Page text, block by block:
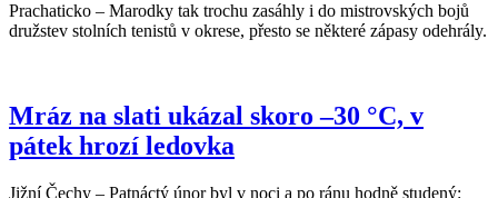
Prachaticko – Marodky tak trochu zasáhly i do mistrovských bojů
družstev stolních tenistů v okrese, přesto se některé zápasy odehrály.
Mráz na slati ukázal skoro –30 °C, v
pátek hrozí ledovka
Jižní Čechy – Patnáctý únor byl v noci a po ránu hodně studený: